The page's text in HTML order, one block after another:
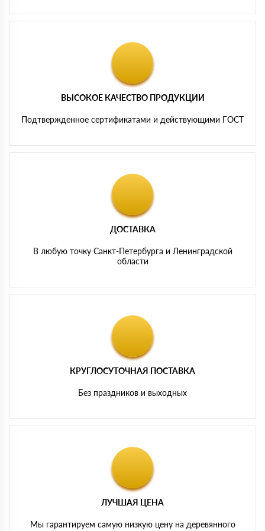
ВЫСОКОЕ КАЧЕСТВО ПРОДУКЦИИ
Подтвержденное сертификатами и действующими ГОСТ
ДОСТАВКА
В любую точку Санкт-Петербурга и Ленинградской
области
КРУГЛОСУТОЧНАЯ ПОСТАВКА
Без праздников и выходных
ЛУЧШАЯ ЦЕНА
Мы гарантируем самую низкую цену на деревянного